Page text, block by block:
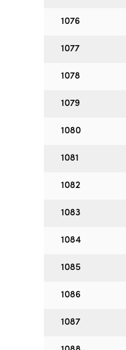
1076
1077
1078
1079
1080
1081
1082
1083
1084
1085
1086
1087